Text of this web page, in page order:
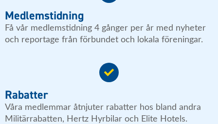
Medlemstidning
Få vår medlemstidning 4 gånger per år med nyheter
och reportage från förbundet och lokala föreningar.
Rabatter
Våra medlemmar åtnjuter rabatter hos bland andra
Militärrabatten, Hertz Hyrbilar och Elite Hotels.